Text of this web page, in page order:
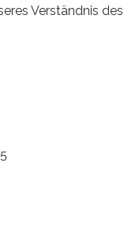
Verständnis des